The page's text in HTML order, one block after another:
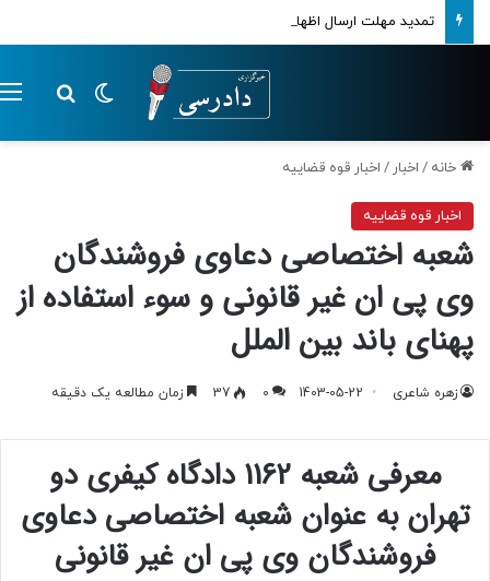
تمدید مهلت ارسال اظهارنامه‌های مالیاتی تا پایان تابستان 1405
تغییر پوسته
خانه / اخبار / اخبار قوه قضاییه
اخبار قوه قضاییه
شعبه اختصاصی دعاوی فروشندگان
وی پی ان غیر قانونی و سوء استفاده از
پهنای باند بین الملل
زهره شاعری 1403-05-22
0
37 زمان مطالعه یک دقیقه
معرفی شعبه 1162 دادگاه کیفری دو
تهران به عنوان شعبه اختصاصی دعاوی
فروشندگان وی پی ان غیر قانونی